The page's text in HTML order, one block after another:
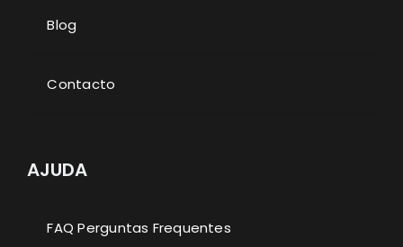
Blog
Contacto
AJUDA
FAQ Perguntas Frequentes